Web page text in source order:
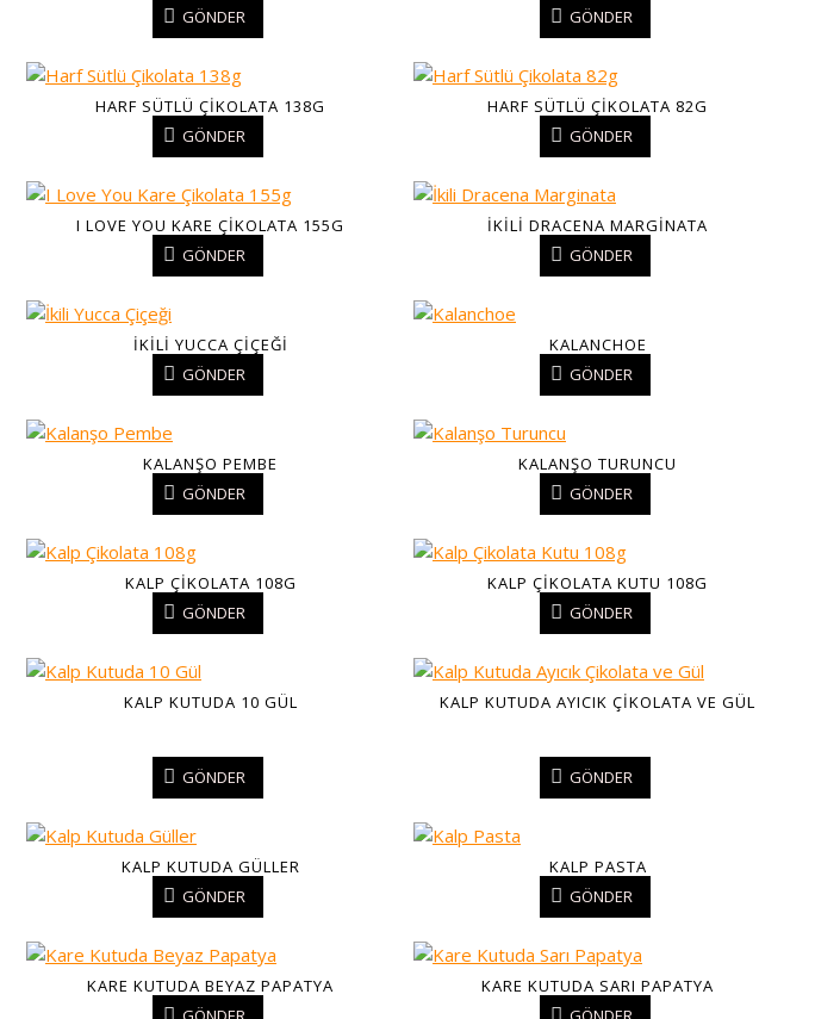
GÖNDER
GÖNDER
HARF SÜTLÜ ÇIKOLATA 138G
GÖNDER
HARF SÜTLÜ ÇIKOLATA 82G
GÖNDER
I LOVE YOU KARE ÇIKOLATA 155G
GÖNDER
İKILI DRACENA MARGINATA
GÖNDER
İKILI YUCCA ÇIÇEĞI
GÖNDER
KALANCHOE
GÖNDER
KALANŞO PEMBE
GÖNDER
KALANŞO TURUNCU
GÖNDER
KALP ÇIKOLATA 108G
GÖNDER
KALP ÇIKOLATA KUTU 108G
GÖNDER
KALP KUTUDA 10 GÜL
GÖNDER
KALP KUTUDA AYICIK ÇIKOLATA VE GÜL
GÖNDER
KALP KUTUDA GÜLLER
GÖNDER
KALP PASTA
GÖNDER
KARE KUTUDA BEYAZ PAPATYA
KARE KUTUDA SARI PAPATYA